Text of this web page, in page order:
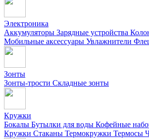
Электроника
Аккумуляторы Зарядные устройства
Мобильные аксессуары Увлажнители
Зонты
Зонты-трости Складные зонты
Кружки
Бокалы Бутылки для воды Кофейные
Кружки Стаканы Термокружки Термосы